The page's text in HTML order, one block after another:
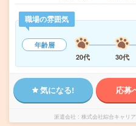
職場の雰囲気
年齢層
20代
30代
気になる! 応募
派遣会社 株式会社綜合キャリ